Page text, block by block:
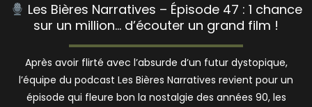
Les Bières Narratives – Épisode 47 : 1 chance
sur un million… d’écouter un grand film !
Après avoir flirté avec l’absurde d’un futur dystopique,
l’équipe du podcast Les Bières Narratives revient pour un
épisode qui fleure bon la nostalgie des années 90, les